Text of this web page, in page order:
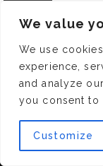
We value
We use
experience,
and analyze
you consent to
Customize
Bonjour et merci
Réponses :
1) Martin Parr
2) A nous les petites
RÉPONDRE
Nous utilisons
expérience sur
dernier, nous